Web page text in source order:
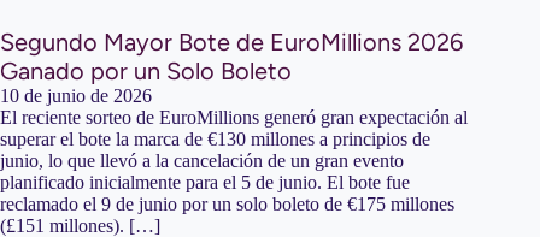
Segundo Mayor Bote de EuroMillions 2026
Ganado por un Solo Boleto
10 de junio de 2026
El reciente sorteo de EuroMillions generó gran expectación al
superar el bote la marca de €130 millones a principios de
junio, lo que llevó a la cancelación de un gran evento
planificado inicialmente para el 5 de junio. El bote fue
reclamado el 9 de junio por un solo boleto de €175 millones
(£151 millones). […]